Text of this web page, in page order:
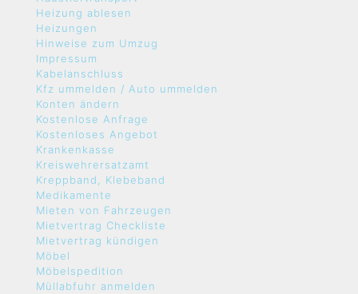
Heizung ablesen
Heizungen
Hinweise zum Umzug
Impressum
Kabelanschluss
Kfz ummelden / Auto ummelden
Konten ändern
Kostenlose Anfrage
Kostenloses Angebot
Krankenkasse
Kreiswehrersatzamt
Kreppband, Klebeband
Medikamente
Mieten von Fahrzeugen
Mietvertrag Checkliste
Mietvertrag kündigen
Möbel
Möbelspedition
Müllabfuhr anmelden